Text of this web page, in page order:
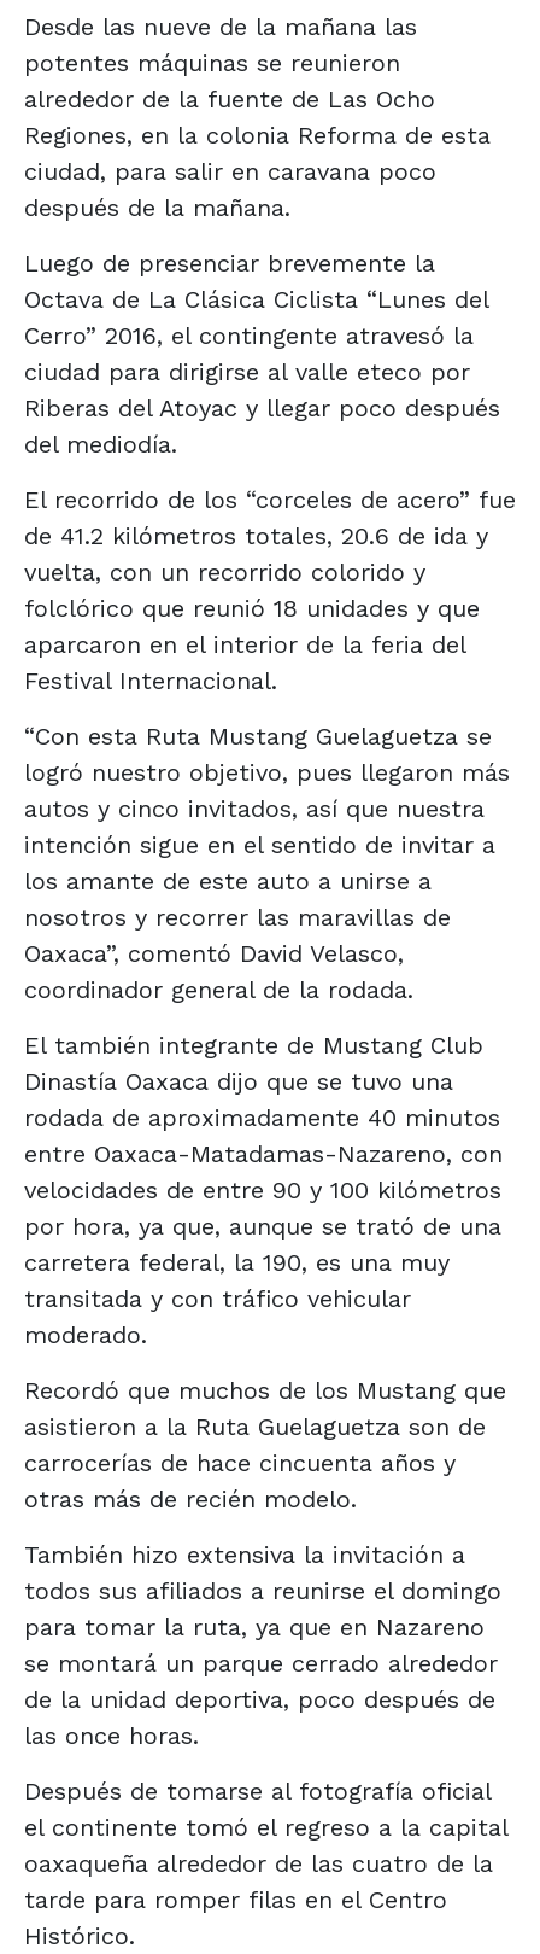
Desde las nueve de la mañana las
potentes máquinas se reunieron
alrededor de la fuente de Las Ocho
Regiones, en la colonia Reforma de esta
ciudad, para salir en caravana poco
después de la mañana.
Luego de presenciar brevemente la
Octava de La Clásica Ciclista “Lunes del
Cerro” 2016, el contingente atravesó la
ciudad para dirigirse al valle eteco por
Riberas del Atoyac y llegar poco después
del mediodía.
El recorrido de los “corceles de acero” fue
de 41.2 kilómetros totales, 20.6 de ida y
vuelta, con un recorrido colorido y
folclórico que reunió 18 unidades y que
aparcaron en el interior de la feria del
Festival Internacional.
“Con esta Ruta Mustang Guelaguetza se
logró nuestro objetivo, pues llegaron más
autos y cinco invitados, así que nuestra
intención sigue en el sentido de invitar a
los amante de este auto a unirse a
nosotros y recorrer las maravillas de
Oaxaca”, comentó David Velasco,
coordinador general de la rodada.
El también integrante de Mustang Club
Dinastía Oaxaca dijo que se tuvo una
rodada de aproximadamente 40 minutos
entre Oaxaca-Matadamas-Nazareno, con
velocidades de entre 90 y 100 kilómetros
por hora, ya que, aunque se trató de una
carretera federal, la 190, es una muy
transitada y con tráfico vehicular
moderado.
Recordó que muchos de los Mustang que
asistieron a la Ruta Guelaguetza son de
carrocerías de hace cincuenta años y
otras más de recién modelo.
También hizo extensiva la invitación a
todos sus afiliados a reunirse el domingo
para tomar la ruta, ya que en Nazareno
se montará un parque cerrado alrededor
de la unidad deportiva, poco después de
las once horas.
Después de tomarse al fotografía oficial
el continente tomó el regreso a la capital
oaxaqueña alrededor de las cuatro de la
tarde para romper filas en el Centro
Histórico.